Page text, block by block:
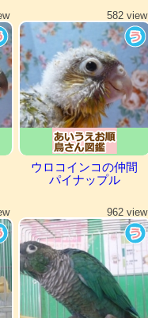
582 view
ウロコインコの仲間
パイナップル
962 view